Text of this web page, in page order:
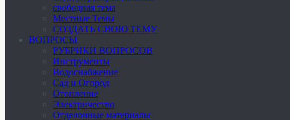
свободная тема
Местные Темы
СОЗДАТЬ СВОЮ ТЕМУ
ВОПРОСЫ
РУБРИКИ ВОПРОСОВ
Инструменты
Водоснабжение
Сад и Огород
Отопление
Электричество
Отделочные материалы